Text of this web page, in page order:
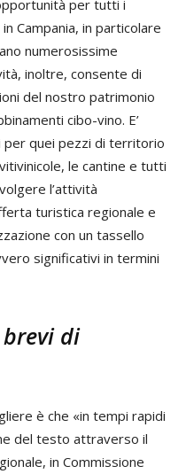
per tutti i
Campania, in particolare
numerosissime
inoltre, consente di
del nostro patrimonio
cibo-vino. E’
quei pezzi di territorio
le cantine e tutti
l’attività
turistica regionale e
con un tassello
significativi in termini
brevi di
è che «in tempi rapidi
del testo attraverso il
in Commissione​